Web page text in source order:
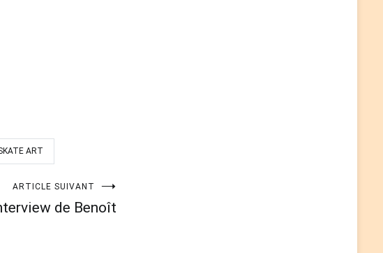
ART
ARTICLE SUIVANT
de Benoît